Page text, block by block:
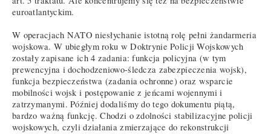
euroatlantyckim.
W operacjach NATO niesłychanie istotną rolę pełni żandarmeria
wojskowa. W ubiegłym roku w Doktrynie Policji Wojskowych
zostały zapisane ich 4 zadania: funkcja policyjna (w tym
prewencyjna i dochodzeniowo-śledcza zabezpieczenia wojsk),
funkcja bezpieczeństwa (zadania ochronne) oraz wsparcie
mobilności wojsk i postępowanie z jeńcami wojennymi i
zatrzymanymi. Później dodaliśmy do tego dokumentu piątą,
bardzo ważną funkcję. Chodzi o zdolności stabilizacyjne policji
wojskowych, czyli działania zmierzające do rekonstrukcji